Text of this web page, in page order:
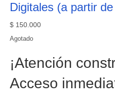
Digitales (a partir
$ 150.000
Agotado
¡Atención
Acceso